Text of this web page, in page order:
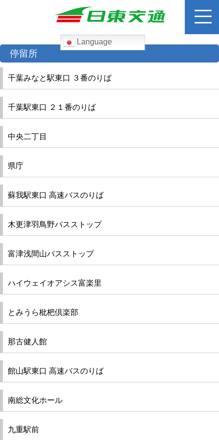
Language
検
ホーム
路線バス
貸切バス
ツアー
停留所
千葉みなと駅東口 ３番のりば
千葉駅東口 ２１番のりば
中央二丁目
県庁
蘇我駅東口 高速バスのりば
木更津羽鳥野バスストップ
富津浅間山バスストップ
ハイウェイオアシス富楽里
とみうら枇杷倶楽部
那古健人館
館山駅東口 高速バスのりば
南総文化ホール
九重駅前